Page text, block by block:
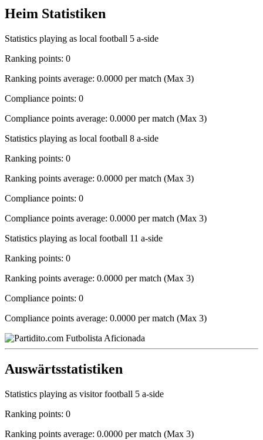
Heim Statistiken
Statistics playing as local football 5 a-side
Ranking points: 0
Ranking points average: 0.0000 per match (Max 3)
Compliance points: 0
Compliance points average: 0.0000 per match (Max 3)
Statistics playing as local football 8 a-side
Ranking points: 0
Ranking points average: 0.0000 per match (Max 3)
Compliance points: 0
Compliance points average: 0.0000 per match (Max 3)
Statistics playing as local football 11 a-side
Ranking points: 0
Ranking points average: 0.0000 per match (Max 3)
Compliance points: 0
Compliance points average: 0.0000 per match (Max 3)
Auswärtsstatistiken
Statistics playing as visitor football 5 a-side
Ranking points: 0
Ranking points average: 0.0000 per match (Max 3)